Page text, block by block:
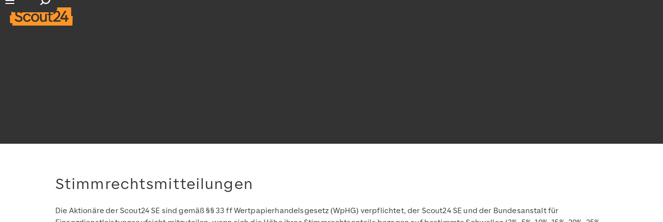
Hauptnavigation öffnen
Suchfeld öffnen
Stimmrechtsmitteilungen
Die Aktionäre der Scout24 SE sind gemäß §§ 33 ff Wertpapierhandelsgesetz (WpHG) verpflichtet, der Scout24 SE und der Bundesanstalt für